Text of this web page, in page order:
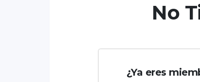
No
¿Ya eres